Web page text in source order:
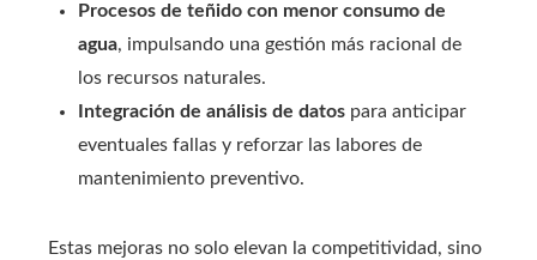
Procesos de teñido con menor consumo de
agua, impulsando una gestión más racional de
los recursos naturales.
Integración de análisis de datos para anticipar
eventuales fallas y reforzar las labores de
mantenimiento preventivo.
Estas mejoras no solo elevan la competitividad, sino